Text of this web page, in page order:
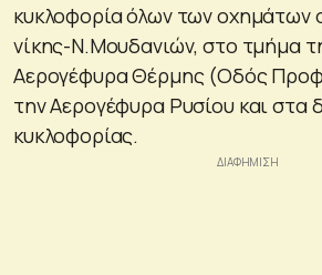
κυκλοφορία όλων των
νίκης-Ν.Μουδανιών, στο τμήμα
Αερογέφυρα Θέρμης (Οδός
την Αερογέφυρα Ρυσίου και στα
κυκλοφορίας.